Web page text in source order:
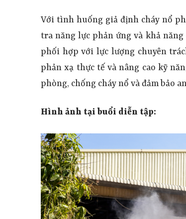
Với tình huống giả định cháy nổ
tranăng lực phản ứngvà khảnăng
phối hợp với lực lượng chuyên
phản xạ thực tế vànâng cao kỹ
phòng, chống cháy nổ và đảm bảo
Hình ảnh tại buổi diễn tập: